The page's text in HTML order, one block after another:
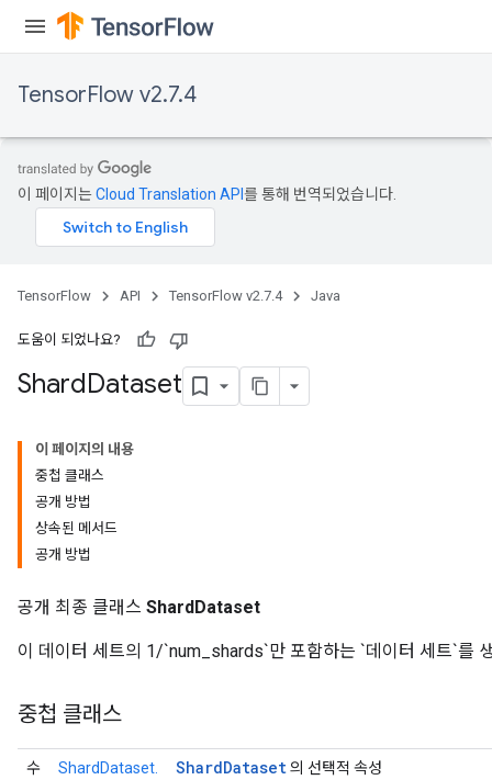
TensorFlow v2.7.4
이 페이지는Cloud Translation API 를 통해 번역되었습니다.
TensorFlow API TensorFlow v2.7.4 Java
도움이 되었나요?
ShardDataset
이 페이지의 내용
중첩 클래스
공개 방법
상속된 메서드
공개 방법
공개 최종 클래스 ShardDataset
이 데이터 세트의 1/`num_shards`만 포함하는 `데이터 세트`를
중첩 클래스
수
ShardDataset.
ShardDataset의 선택적 속성